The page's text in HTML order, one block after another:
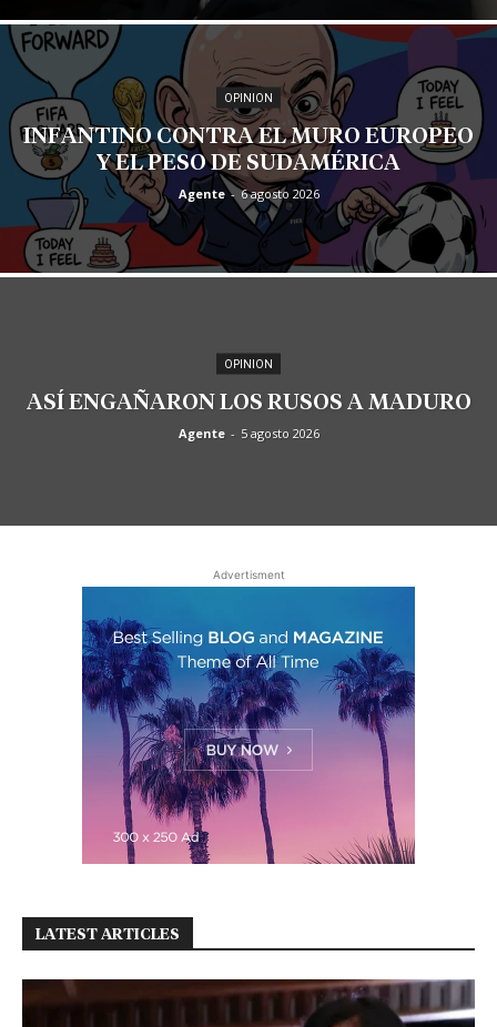
OPINION
INFANTINO CONTRA EL MURO EUROPEO
Y EL PESO DE SUDAMÉRICA
Agente - 6 agosto 2026
OPINION
ASÍ ENGAÑARON LOS RUSOS A MADURO
Agente - 5 agosto 2026
Advertisment
LATEST ARTICLES